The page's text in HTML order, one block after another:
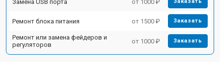
Замена USB порта от 1000 ₽
Ремонт блока питания от 1500 ₽ Заказать
Ремонт или замена фейдеров и
регуляторов
от 1000 ₽ Заказать